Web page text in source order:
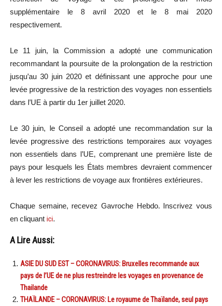
supplémentaire le 8 avril 2020 et le 8 mai 2020
respectivement.
Le 11 juin, la Commission a adopté une communication
recommandant la poursuite de la prolongation de la restriction
jusqu’au 30 juin 2020 et définissant une approche pour une
levée progressive de la restriction des voyages non essentiels
dans l’UE à partir du 1er juillet 2020.
Le 30 juin, le Conseil a adopté une recommandation sur la
levée progressive des restrictions temporaires aux voyages
non essentiels dans l’UE, comprenant une première liste de
pays pour lesquels les États membres devraient commencer
à lever les restrictions de voyage aux frontières extérieures.
Chaque semaine, recevez Gavroche Hebdo. Inscrivez vous
en cliquant ici.
A Lire Aussi:
ASIE DU SUD EST – CORONAVIRUS: Bruxelles recommande aux
pays de l’UE de ne plus restreindre les voyages en provenance de
Thailande
THAÏLANDE – CORONAVIRUS: Le royaume de Thaïlande, seul pays